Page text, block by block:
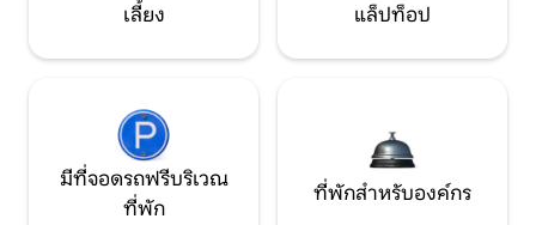
เลี้ยง
แล็ปท็อป
มีที่จอดรถฟรีบริเวณ
ที่พัก
ที่พักสำหรับองค์กร